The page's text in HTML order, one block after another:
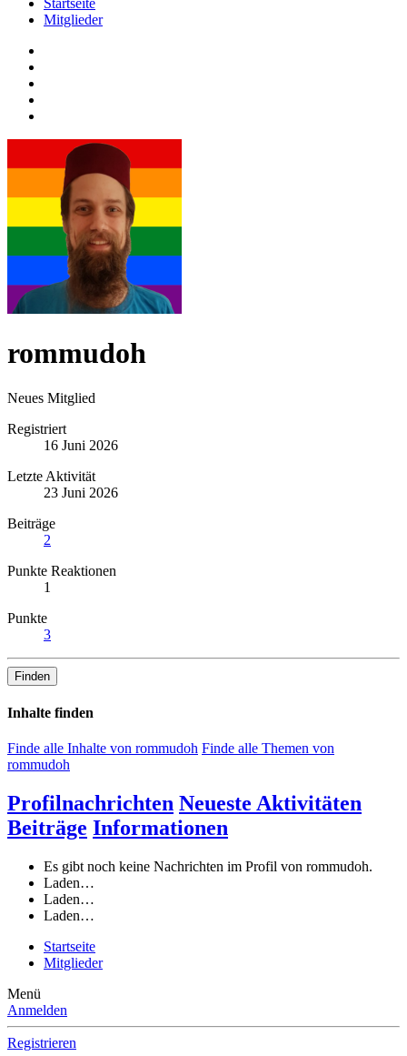
Mitglieder
rommudoh
Neues Mitglied
Registriert
16 Juni 2026
Letzte Aktivität
23 Juni 2026
Beiträge
2
Punkte Reaktionen
1
Punkte
3
Finden
Inhalte finden
Finde alle Inhalte von rommudoh Finde alle Themen von
rommudoh
Profilnachrichten Neueste Aktivitäten
Beiträge Informationen
Es gibt noch keine Nachrichten im Profil von rommudoh.
Laden…
Laden…
Laden…
Startseite
Mitglieder
Menü
Anmelden
Registrieren